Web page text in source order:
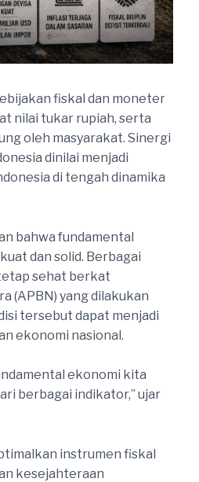
fiskal dan moneter
nilai tukar rupiah, serta
oleh masyarakat. Sinergi
dinilai menjadi
di tengah dinamika
bahwa fundamental
dan solid. Berbagai
sehat berkat
(APBN) yang dilakukan
tersebut dapat menjadi
ekonomi nasional.
ekonomi kita
berbagai indikator,” ujar
instrumen fiskal
kesejahteraan